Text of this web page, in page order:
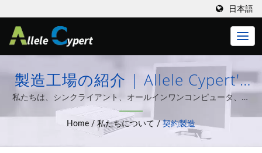
日本語
製造工場の紹介 | Allele Cypert's
Thin Clients & Zero Clientソリュ
ーションでITを効率化
私たちは、シンクライアント、オールインワンコンピュータ、ミ
ニPC、カスタム製造された高品質ソリューションなどのOEMおよ
びODM製品を提供しています。 | 20年以上の経験を持つThin
Clients、オールインワンコンピューター、組み込みPCなど、さま
Home / 私たちについて / 契約製造